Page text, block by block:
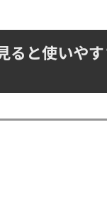
ると使いや